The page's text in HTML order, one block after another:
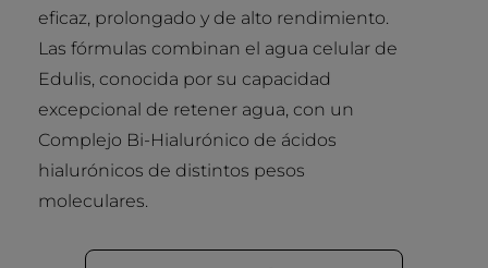
eficaz, prolongado y de alto rendimiento.
Las fórmulas combinan el agua celular de
Edulis, conocida por su capacidad
excepcional de retener agua, con un
Complejo Bi-Hialurónico de ácidos
hialurónicos de distintos pesos
moleculares.